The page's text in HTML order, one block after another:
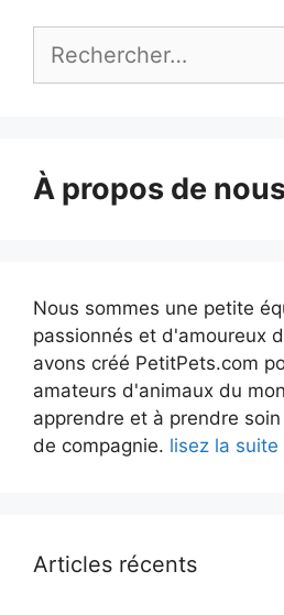
À propos de
Nous sommes une petite
passionnés et d'amoureux
avons créé PetitPets.com
amateurs d'animaux du
apprendre et à prendre
de compagnie. lisez la suite
Articles récents